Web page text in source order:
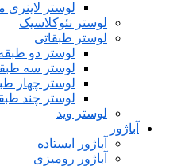
لوستر لاینری
لوستر نئوکلاسیک
لوستر طبقاتی
لوستر دو
لوستر سه
لوستر چهار
لوستر چند
لوستر وید
آباژور
آباژور ایستاده
آباژور رومیزی